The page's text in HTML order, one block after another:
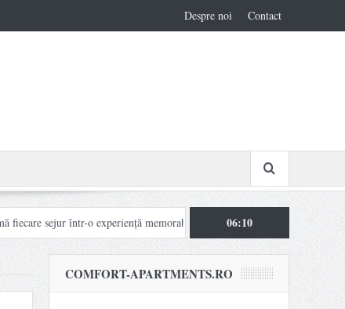
Despre noi Contact
într-o experiență memorabilă Azuga pariază pe turismul activ și
06:10
COMFORT-APARTMENTS.RO